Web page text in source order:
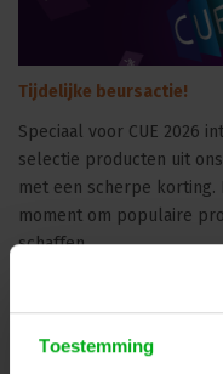
Toestemming
Tijdelijke beursactie!
Speciaal voor CUE 2026
selectie producten uit
met een scherpe korting.
moment om populaire
schaffen.
Filters